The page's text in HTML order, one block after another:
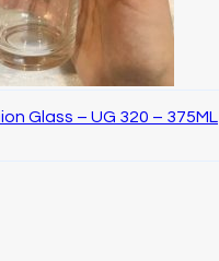
Glass – UG 320 – 375ML